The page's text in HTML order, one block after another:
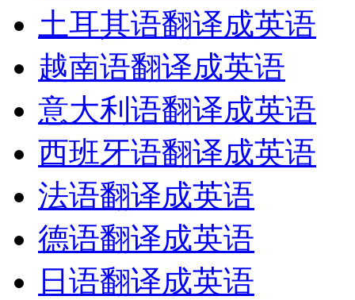
土耳其语翻译成英语
越南语翻译成英语
意大利语翻译成英语
西班牙语翻译成英语
法语翻译成英语
德语翻译成英语
日语翻译成英语